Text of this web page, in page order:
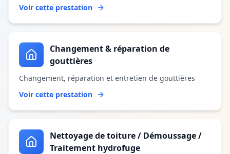
Voir cette prestation
Changement & réparation de
gouttières
Changement, réparation et entretien de gouttières
Voir cette prestation
Nettoyage de toiture / Démoussage /
Traitement hydrofuge